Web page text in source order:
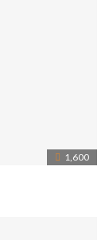
1,600